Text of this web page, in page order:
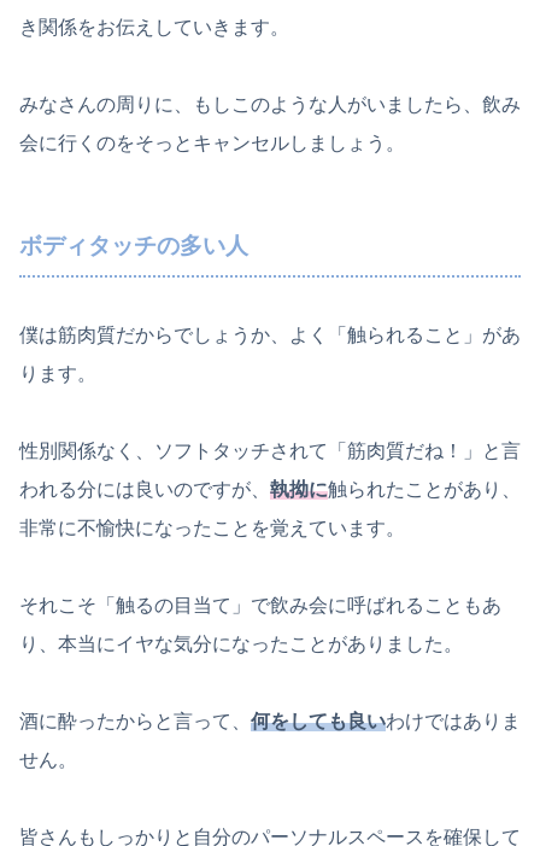
き関係をお伝えしていきます。
みなさんの周りに、もしこのような人がいましたら、飲み
会に行くのをそっとキャンセルしましょう。
ボディタッチの多い人
僕は筋肉質だからでしょうか、よく「触られること」があ
ります。
性別関係なく、ソフトタッチされて「筋肉質だね！」と言
われる分には良いのですが、 執拗に触られたことがあり、
非常に不愉快になったことを覚えています。
それこそ「触るの目当て」で飲み会に呼ばれることもあ
り、本当にイヤな気分になったことがありました。
酒に酔ったからと言って、 何をしても良いわけではありま
せん。
皆さんもしっかりと自分のパーソナルスペースを確保して